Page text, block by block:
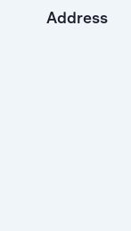
Address